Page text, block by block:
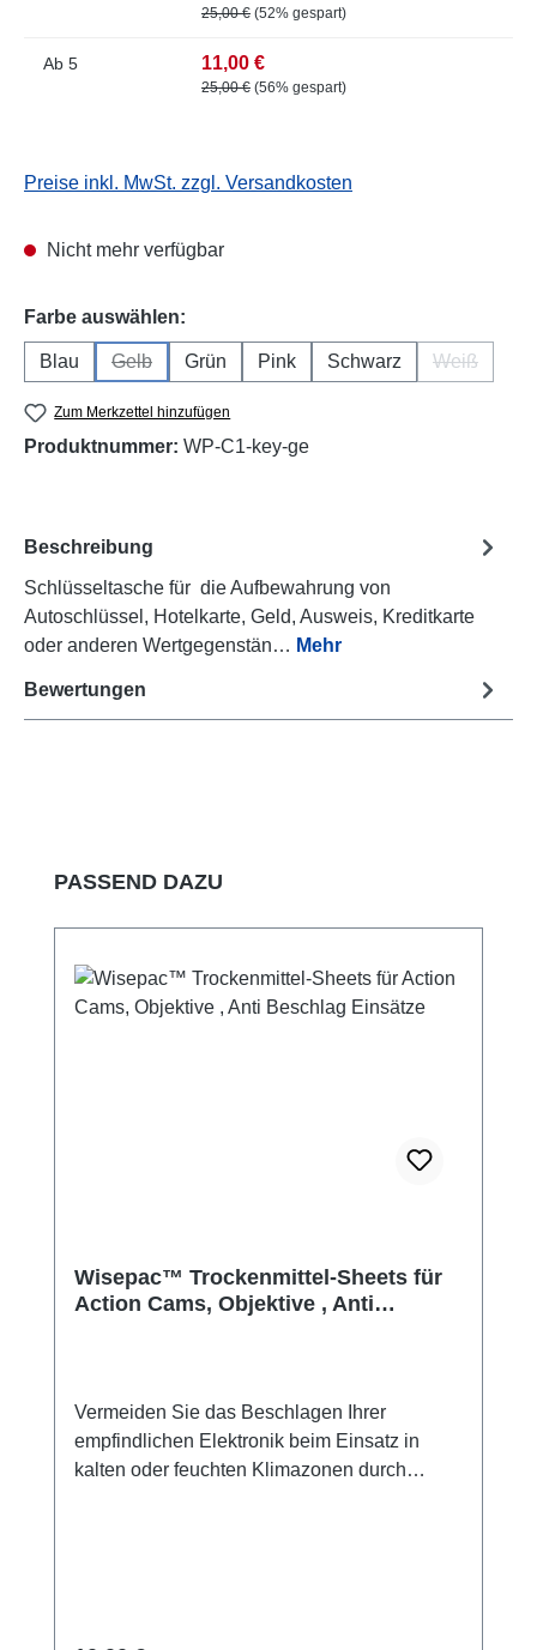
25,00 € (52% gespart)
Ab 5 11,00 €
25,00 € (56% gespart)
Preise inkl. MwSt. zzgl. Versandkosten
Nicht mehr verfügbar
Farbe auswählen:
Blau Gelb
(Diese Option ist zurzeit nicht verfügbar.)
Grün Pink Schwarz Weiß
Zum Merkzettel hinzufügen
Produktnummer: WP-C1-key-ge
Beschreibung
Schlüsseltasche für die Aufbewahrung von
Autoschlüssel, Hotelkarte, Geld, Ausweis, Kreditkarte
oder anderen Wertgegenstän… Mehr
Bewertungen
Produktgalerie überspringen
PASSEND DAZU
Wisepac™ Trockenmittel-Sheets für
Action Cams, Objektive , Anti
Vermeiden Sie das Beschlagen Ihrer
empfindlichen Elektronik beim Einsatz in
kalten oder feuchten Klimazonen durch